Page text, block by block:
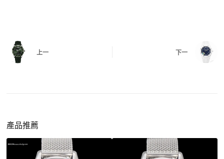
給您確認，確定沒有問題後才會安排出貨。
請先透過網站上的聯繫方式與我們取得聯繫，將您感
們會先幫您確認版本與實際價格。
同外觀與佩戴質感。
合日常通勤與旅行佩戴。
上一 下一
產品推薦